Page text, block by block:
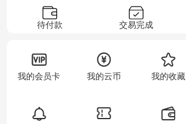
待付款 交易完成
我的会员卡 我的云币 我的收藏